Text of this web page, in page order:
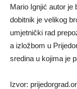
Mario Ignjić autor je
dobitnik je velikog
umjetnički rad
a izložbom u
sredina u kojima je
Izvor: